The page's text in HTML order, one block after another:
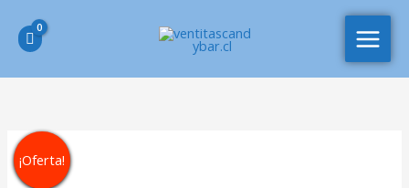
MAIN
¡Oferta!
SET
4